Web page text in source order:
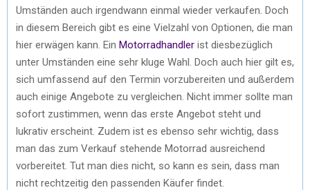
Umständen auch irgendwann einmal wieder verkaufen. Doch
in diesem Bereich gibt es eine Vielzahl von Optionen, die man
hier erwägen kann. Ein Motorradhandler ist diesbezüglich
unter Umständen eine sehr kluge Wahl. Doch auch hier gilt es,
sich umfassend auf den Termin vorzubereiten und außerdem
auch einige Angebote zu vergleichen. Nicht immer sollte man
sofort zustimmen, wenn das erste Angebot steht und
lukrativ erscheint. Zudem ist es ebenso sehr wichtig, dass
man das zum Verkauf stehende Motorrad ausreichend
vorbereitet. Tut man dies nicht, so kann es sein, dass man
nicht rechtzeitig den passenden Käufer findet.